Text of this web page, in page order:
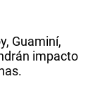
Guaminí,
impacto